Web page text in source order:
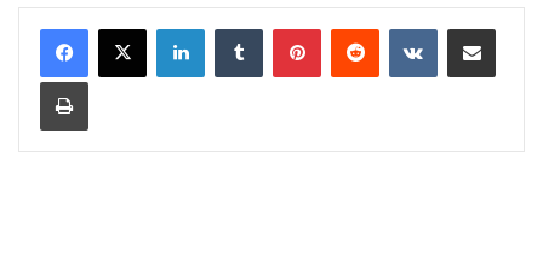
LinkedInTumblr PinterestReddit VKontakteShare via Email
Print